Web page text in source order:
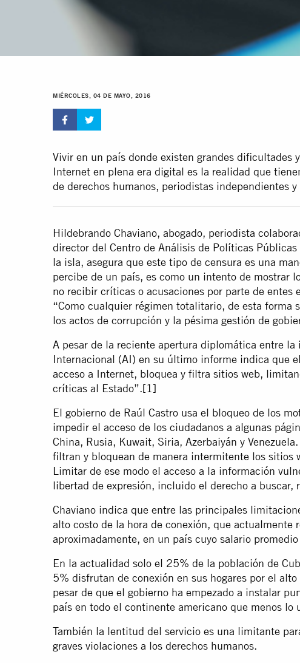
MIÉRCOLES, 04 DE MAYO, 2016
Vivir en un país donde existen grandes dificultades
Internet en plena era digital es la realidad que
de derechos humanos, periodistas independientes y
Hildebrando Chaviano, abogado, periodista
director del Centro de Análisis de Políticas
la isla, asegura que este tipo de censura es una
percibe de un país, es como un intento de mostrar
no recibir críticas o acusaciones por parte de entes
“Como cualquier régimen totalitario, de esta forma
los actos de corrupción y la pésima gestión de
A pesar de la reciente apertura diplomática entre
Internacional (AI) en su último informe indica que
acceso a Internet, bloquea y filtra sitios web,
críticas al Estado”.[1]
El gobierno de Raúl Castro usa el bloqueo de los
impedir el acceso de los ciudadanos a algunas
China, Rusia, Kuwait, Siria, Azerbaiyán y
filtran y bloquean de manera intermitente los sitios
Limitar de ese modo el acceso a la información
libertad de expresión, incluido el derecho a
Chaviano indica que entre las principales
alto costo de la hora de conexión, que actualmente
aproximadamente, en un país cuyo salario
En la actualidad solo el 25% de la población de
5% disfrutan de conexión en sus hogares por el
pesar de que el gobierno ha empezado a instalar
país en todo el continente americano que menos lo
También la lentitud del servicio es una limitante
graves violaciones a los derechos humanos.